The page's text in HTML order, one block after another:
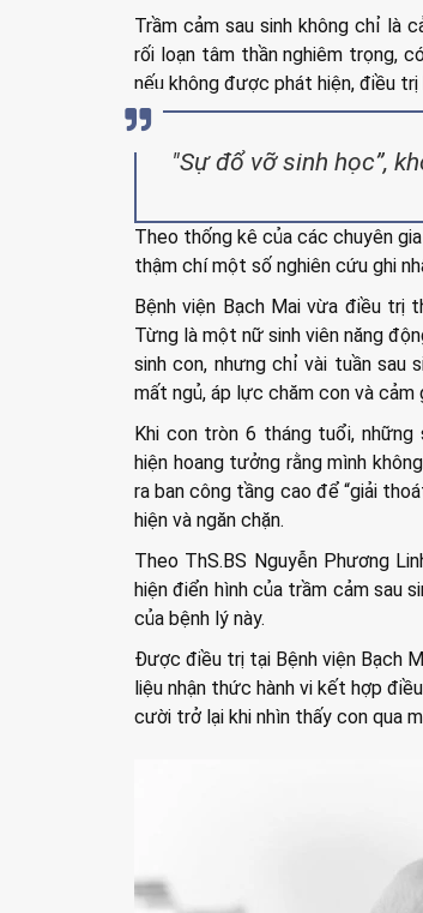
Trầm cảm sau sinh không chỉ là
rối loạn tâm thần nghiêm trọng,
nếu không được phát hiện, điều trị
"Sự đổ vỡ sinh học”,
Theo thống kê của các chuyên
thậm chí một số nghiên cứu ghi
Bệnh viện Bạch Mai vừa điều trị
Từng là một nữ sinh viên năng
sinh con, nhưng chỉ vài tuần sau
mất ngủ, áp lực chăm con và cảm
Khi con tròn 6 tháng tuổi, những
hiện hoang tưởng rằng mình
ra ban công tầng cao để “giải
hiện và ngăn chặn.
Theo ThS.BS Nguyễn Phương
hiện điển hình của trầm cảm sau
của bệnh lý này.
Được điều trị tại Bệnh viện Bạch
liệu nhận thức hành vi kết hợp
cười trở lại khi nhìn thấy con qua